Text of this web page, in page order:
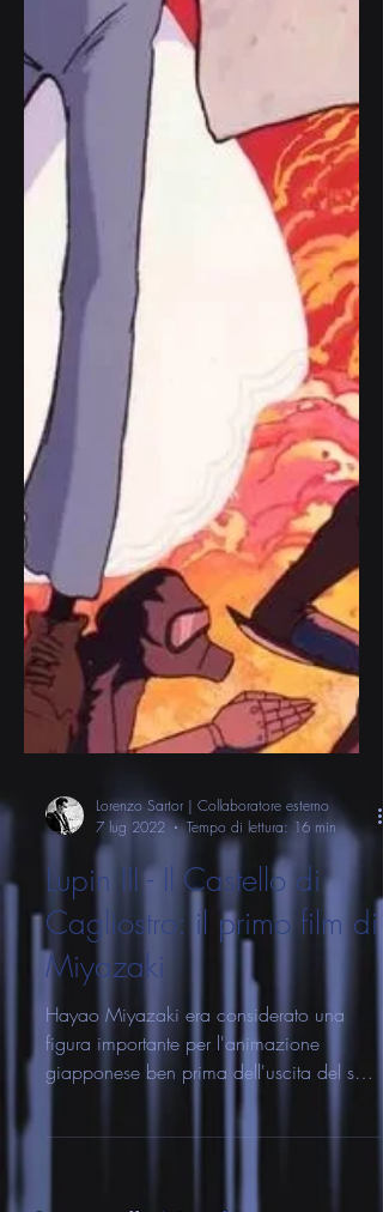
Lorenzo Sartor | Collaboratore esterno
7 lug 2022
Tempo di lettura: 16 min
Lupin III - Il Castello di
Cagliostro: il primo film di
Miyazaki
Hayao Miyazaki era considerato una
figura importante per l'animazione